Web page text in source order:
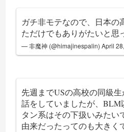
ガチ非モテなので、日本の
ただけでもありがたいと思
— 非魔神 (@himajinespalin)April
先週までUSの高校の同級
話をしていましたが、BLM
タン系はその下扱いみた
由来だったってのも大きく